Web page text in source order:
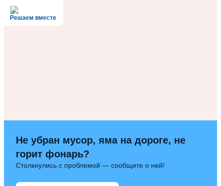
Решаем вместе
Не убран мусор, яма на дороге, не
горит фонарь?
Столкнулись с проблемой — сообщите о ней!